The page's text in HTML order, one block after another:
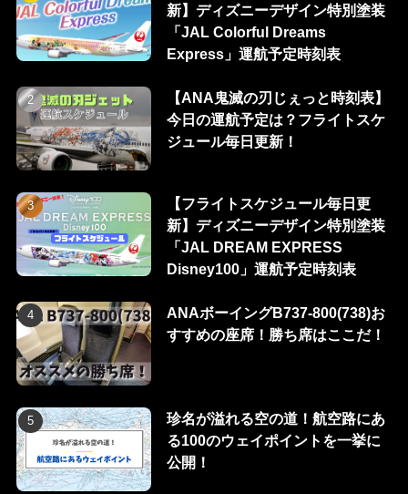
新】ディズニーデザイン特別塗装
「JAL Colorful Dreams
Express」運航予定時刻表
【ANA鬼滅の刃じぇっと時刻表】
今日の運航予定は？フライトスケ
ジュール毎日更新！
【フライトスケジュール毎日更
新】ディズニーデザイン特別塗装
「JAL DREAM EXPRESS
Disney100」運航予定時刻表
ANAボーイングB737-800(738)お
すすめの座席！勝ち席はここだ！
珍名が溢れる空の道！航空路にあ
る100のウェイポイントを一挙に
公開！